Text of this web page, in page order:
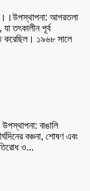
আগরতলা
তৎকালীন পূর্ব
করেছিল। ১৯৬৮ সালে
বাঙালি
বঞ্চনা, শোষণ এবং
ও...